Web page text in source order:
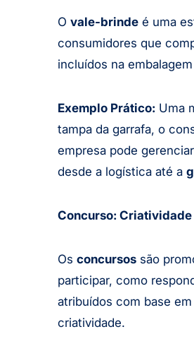
O vale-brinde é uma
consumidores que
incluídos na
Exemplo Prático: Uma
tampa da garrafa, o
empresa pode
desde a logística até a
Concurso:
Os concursos são
participar, como
atribuídos com base
criatividade.